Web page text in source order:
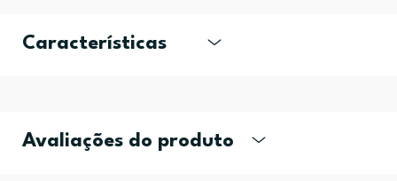
Características
Avaliações do produto